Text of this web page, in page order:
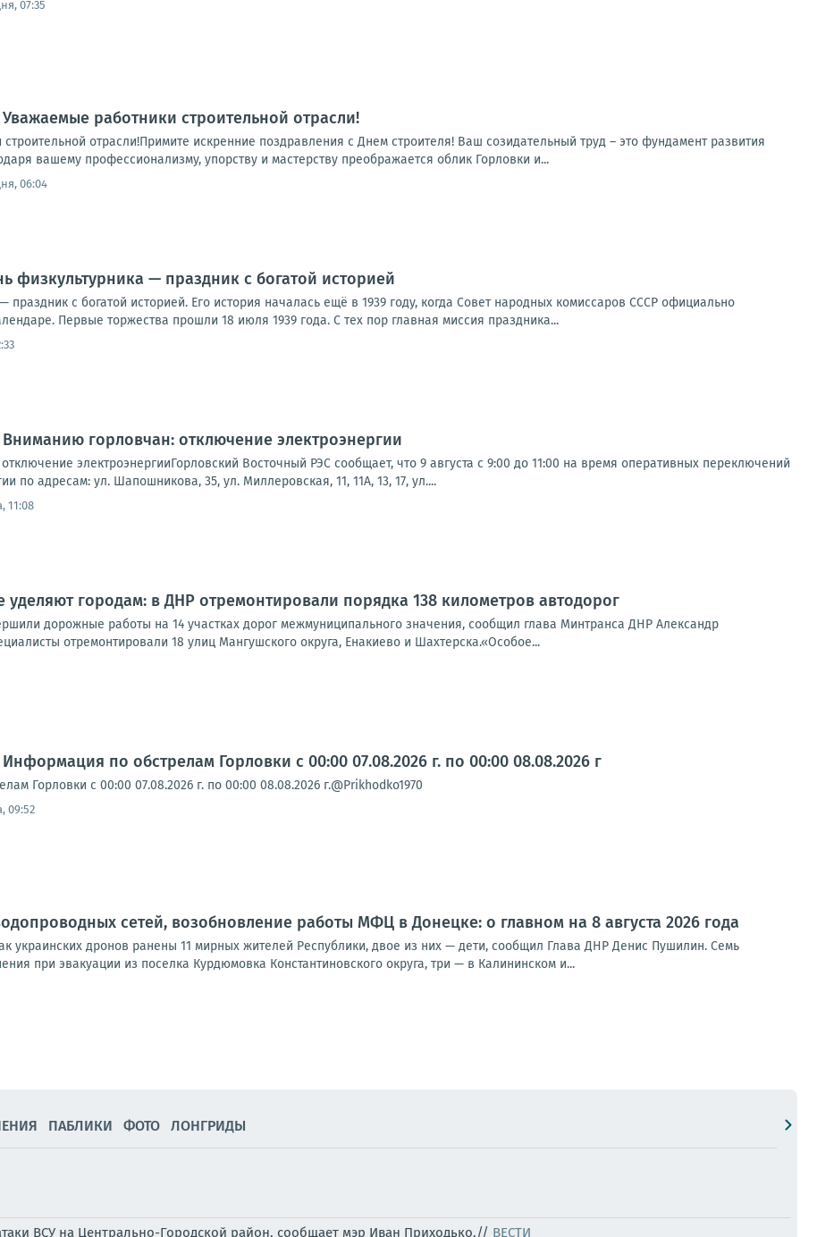
07:35
работники строительной отрасли!
отрасли!Примите искренние поздравления с Днем строителя! Ваш созидательный труд – это фундамент развития
вашему профессионализму, упорству и мастерству преображается облик Горловки и...
06:04
физкультурника — праздник с богатой историей
праздник с богатой историей. Его история началась ещё в 1939 году, когда Совет народных комиссаров СССР официально
Первые торжества прошли 18 июля 1939 года. С тех пор главная миссия праздника...
горловчан: отключение электроэнергии
электроэнергииГорловский Восточный РЭС сообщает, что 9 августа с 9:00 до 11:00 на время оперативных переключений
по адресам: ул. Шапошникова, 35, ул. Миллеровская, 11, 11А, 13, 17, ул....
11:08
городам: в ДНР отремонтировали порядка 138 километров автодорог
дорожные работы на 14 участках дорог межмуниципального значения, сообщил глава Минтранса ДНР Александр
отремонтировали 18 улиц Мангушского округа, Енакиево и Шахтерска.«Особое...
по обстрелам Горловки с 00:00 07.08.2026 г. по 00:00 08.08.2026 г
Горловки с 00:00 07.08.2026 г. по 00:00 08.08.2026 г.@Prikhodko1970
09:52
сетей, возобновление работы МФЦ в Донецке: о главном на 8 августа 2026 года
украинских дронов ранены 11 мирных жителей Республики, двое из них — дети, сообщил Глава ДНР Денис Пушилин. Семь
при эвакуации из поселка Курдюмовка Константиновского округа, три — в Калининском и...
ПАБЛИКИ ФОТО ЛОНГРИДЫ
ВСУ на Центрально-Городской район, сообщает мэр Иван Приходько.// ВЕСТИ